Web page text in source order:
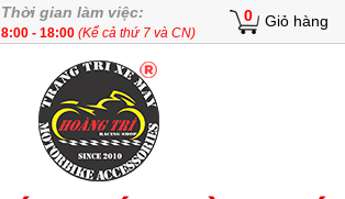
Thời gian làm việc:
8:00 - 18:00 (Kể cả thứ 7 và CN)
0 Giỏ hàng